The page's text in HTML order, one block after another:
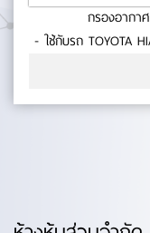
กรองอากา
- ใช้กับรถ TOYOTA
05-13,HIACE 2.5